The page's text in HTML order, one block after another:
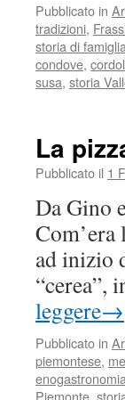
Pubblicato in
tradizioni,
storia di famiglia
condove,
susa, storia
La
Pubblicato il 1
Da Gino
ad inizio
leggere→
Pubblicato in
piemontese,
enogastronomia
Piemonte,